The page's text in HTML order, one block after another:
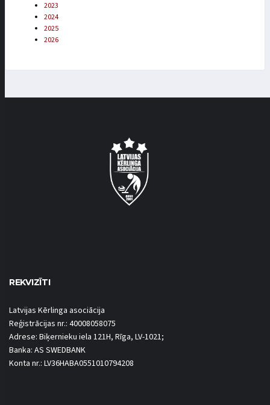
2023
2024
2025
2026
REKVIZĪTI
Latvijas Kērlinga asociācija
Reģistrācijas nr.: 40008058075
Adrese: Biķernieku iela 121H, Rīga, LV-1021;
Banka: AS SWEDBANK
Konta nr.: LV36HABA0551010794208